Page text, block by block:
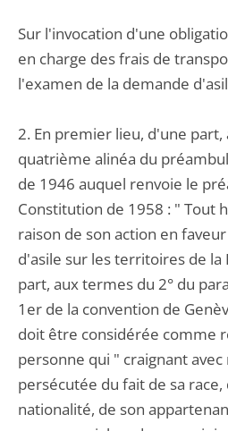
Sur l'invocation d'une
en charge des frais de
l'examen de la demande
2. En premier lieu, d'une
quatrième alinéa du
de 1946 auquel renvoie le
Constitution de 1958 : " Tout
raison de son action en
d'asile sur les territoires de la
part, aux termes du 2° du
1er de la convention de
doit être considérée comme
personne qui " craignant
persécutée du fait de sa race,
nationalité, de son